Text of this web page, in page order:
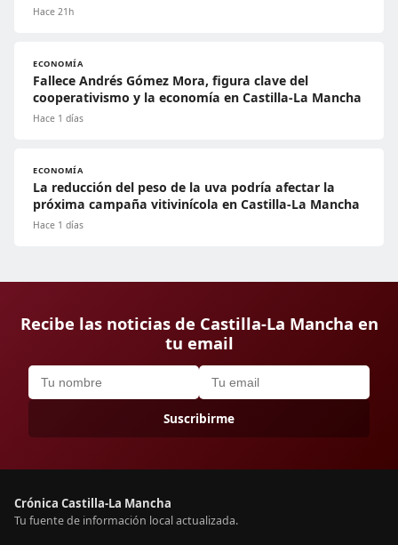
Hace 21h
ECONOMÍA
Fallece Andrés Gómez Mora, figura clave del
cooperativismo y la economía en Castilla-La Mancha
Hace 1 días
ECONOMÍA
La reducción del peso de la uva podría afectar la
próxima campaña vitivinícola en Castilla-La Mancha
Hace 1 días
Recibe las noticias de Castilla-La Mancha en
tu email
Suscribirme
Crónica Castilla-La Mancha
Tu fuente de información local actualizada.